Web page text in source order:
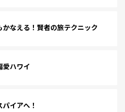
かなえる！賢者の旅テクニック
ハワイ
イアへ！